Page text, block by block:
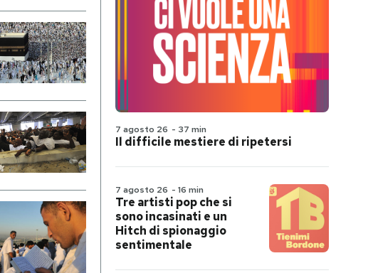
7 agosto 26 - 37 min
Il difficile mestiere di ripetersi
7 agosto 26 - 16 min
Tre artisti pop che si
sono incasinati e un
Hitch di spionaggio
sentimentale